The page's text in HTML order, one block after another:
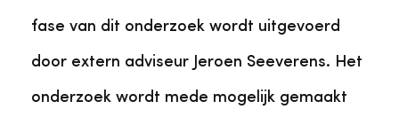
fase van dit onderzoek wordt uitgevoerd
door extern adviseur Jeroen Seeverens. Het
onderzoek wordt mede mogelijk gemaakt